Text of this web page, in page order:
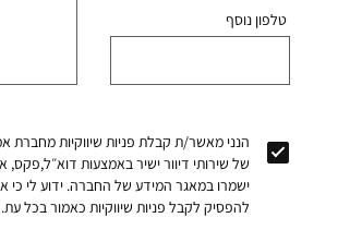
טלפון נוסף
הנני מאשר/ת קבלת פניות שיווקיות מחברת
ישמרו במאגר המידע של החברה. ידוע לי כי
להפסיק לקבל פניות שיווקיות כאמור בכל עת.